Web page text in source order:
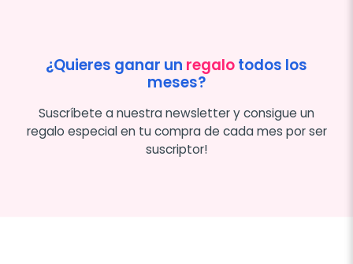
¿Quieres ganar un regalotodos los
meses?
Suscríbete a nuestra newsletter y consigue un
regalo especial en tu compra de cada mes por ser
suscriptor!